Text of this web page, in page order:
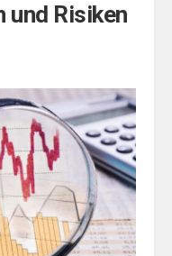
und Risiken